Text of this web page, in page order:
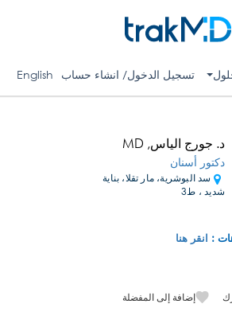
تسجيل الدخول/ انشاء حساب English
د. جورج الياس, MD
دكتور أسنان
سد البوشرية، مار تقلا، بناية
شديد ، ط3
: انقر هنا
إضافة إلى المفضلة